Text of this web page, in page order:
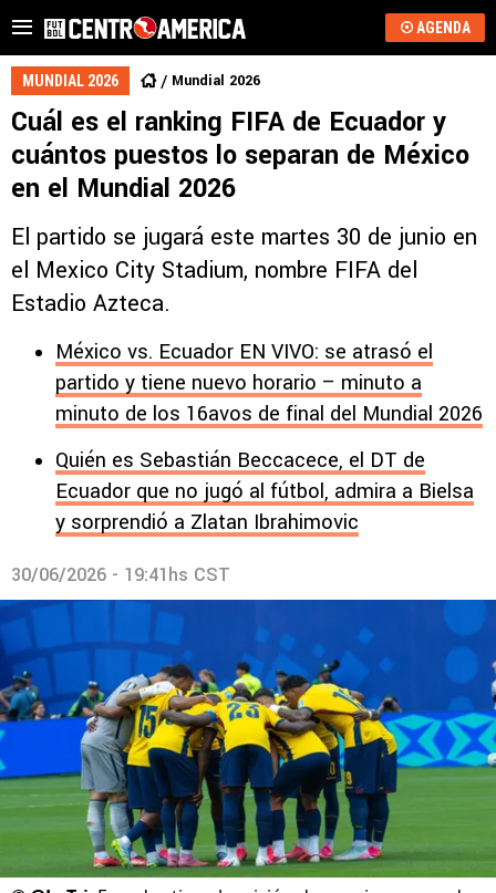
AGENDA
MUNDIAL 2026 Mundial 2026
Cuál es el ranking FIFA de Ecuador y
cuántos puestos lo separan de México
en el Mundial 2026
El partido se jugará este martes 30 de junio en
el Mexico City Stadium, nombre FIFA del
Estadio Azteca.
México vs. Ecuador EN VIVO: se atrasó el
partido y tiene nuevo horario – minuto a
minuto de los 16avos de final del Mundial 2026
Quién es Sebastián Beccacece, el DT de
Ecuador que no jugó al fútbol, admira a Bielsa
y sorprendió a Zlatan Ibrahimovic
30/06/2026 - 19:41hs CST